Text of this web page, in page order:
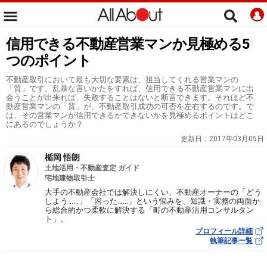
信用できる不動産営業マンか見極める5
つのポイント
不動産取引において最も大切な要素は、担当してくれる営業マンの
「質」です。乱暴な言いかたをすれば、信用できる不動産営業マンに出
会うことが出来れば、失敗することはないと断言できます。それほど不
動産営業マンの「質」が、不動産取引成功の可否を左右するのです。で
は、その営業マンが信用できるかできないかを見極めるポイントはどこ
にあるのでしょうか？
更新日： 2017年03月05日
楯岡 悟朗
土地活用・不動産査定 ガイド
宅地建物取引士
大手の不動産会社では解決しにくい、不動産オーナーの「どう
しよう……」「困った……」という悩みを、知識・実務の両面か
ら総合的かつ柔軟に解決する「町の不動産活用コンサルタン
ト」。
プロフィール詳細
執筆記事一覧